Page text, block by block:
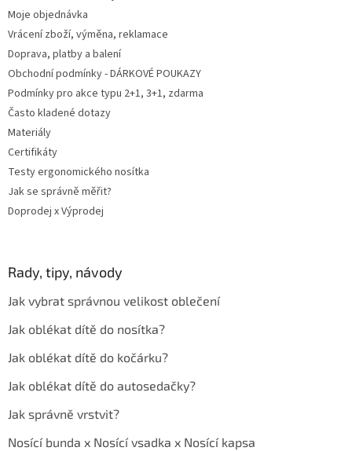
Moje objednávka
Vrácení zboží, výměna, reklamace
Doprava, platby a balení
Obchodní podmínky - DÁRKOVÉ POUKAZY
Podmínky pro akce typu 2+1, 3+1, zdarma
Často kladené dotazy
Materiály
Certifikáty
Testy ergonomického nosítka
Jak se správně měřit?
Doprodej x Výprodej
Rady, tipy, návody
Jak vybrat správnou velikost oblečení
Jak oblékat dítě do nosítka?
Jak oblékat dítě do kočárku?
Jak oblékat dítě do autosedačky?
Jak správně vrstvit?
Nosící bunda x Nosící vsadka x Nosící kapsa